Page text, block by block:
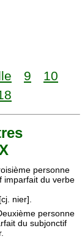
9
10
personne
imparfait du verbe
nier].
personne
du subjonctif